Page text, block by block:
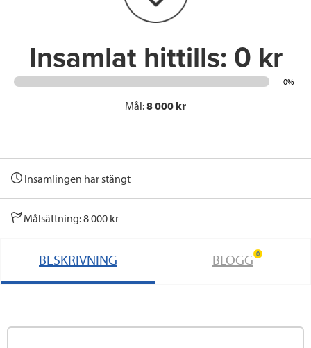
n
Insamlat hittills: 0 kr
0%
Mål:8 000 kr
Insamlingen har stängt
Målsättning: 8 000 kr
BESKRIVNING BLOGG 0